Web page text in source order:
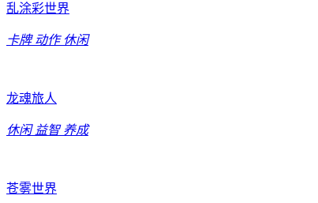
乱涂彩世界
卡牌 动作 休闲
龙魂旅人
休闲 益智 养成
苍雾世界